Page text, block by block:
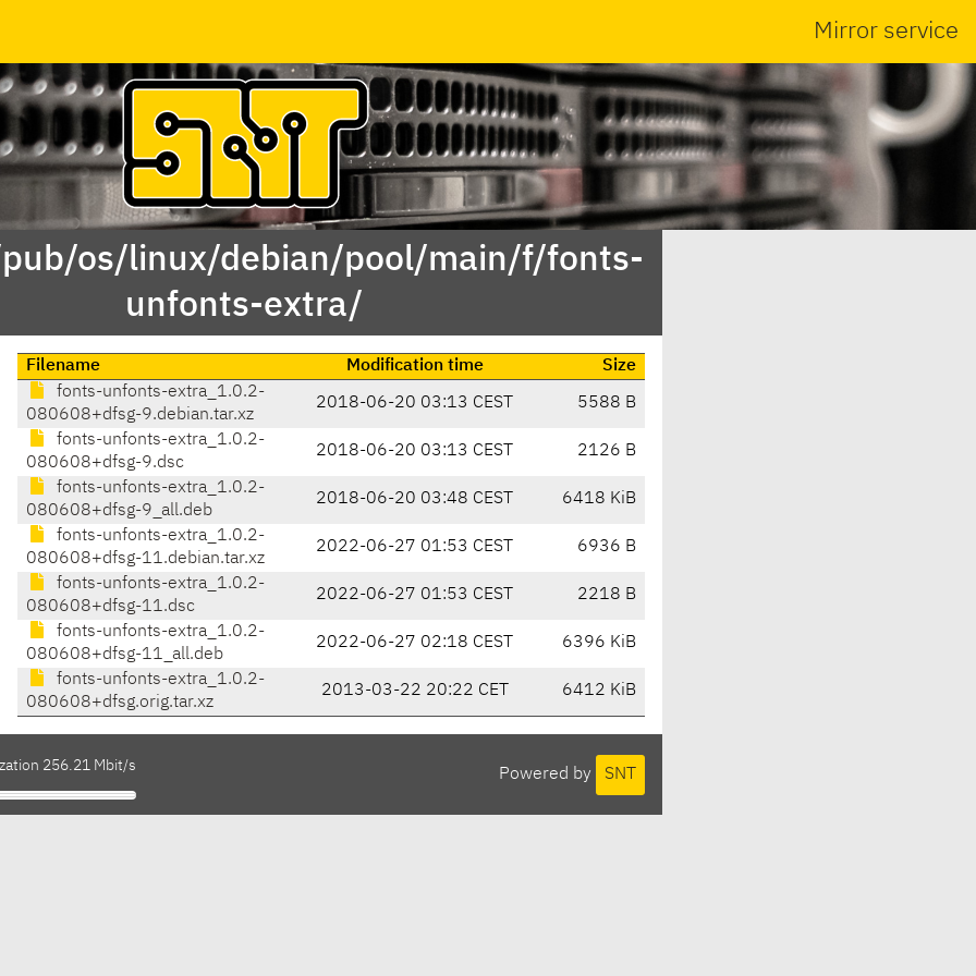
Mirror service
os/linux/debian/pool/main/f/fonts-
unfonts-extra/
Filename Modification time
Size
fonts-unfonts-extra_1.0.2-
080608+dfsg-9.debian.tar.xz
2018-06-20 03:13 CEST 5588 B
fonts-unfonts-extra_1.0.2-
080608+dfsg-9.dsc
2018-06-20 03:13 CEST 2126 B
fonts-unfonts-extra_1.0.2-
080608+dfsg-9_all.deb
2018-06-20 03:48 CEST 6418 KiB
fonts-unfonts-extra_1.0.2-
080608+dfsg-11.debian.tar.xz
2022-06-27 01:53 CEST 6936 B
fonts-unfonts-extra_1.0.2-
080608+dfsg-11.dsc
2022-06-27 01:53 CEST 2218 B
fonts-unfonts-extra_1.0.2-
080608+dfsg-11_all.deb
2022-06-27 02:18 CEST 6396 KiB
fonts-unfonts-extra_1.0.2-
080608+dfsg.orig.tar.xz
2013-03-22 20:22 CET 6412 KiB
Powered by SNT
256.21 Mbit/s